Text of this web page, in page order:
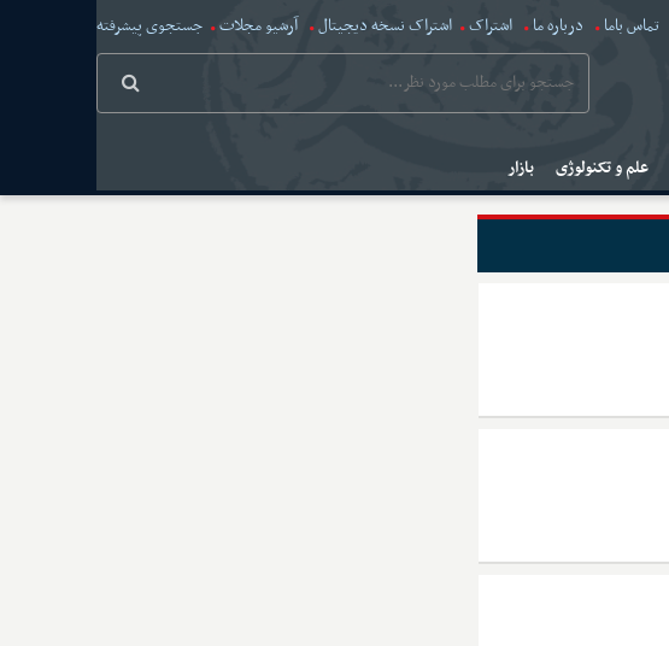
تماس باما درباره ما اشتراک اشتراک نسخه دیجیتال آرشیو مجلات جستجوی پیشرفته
علم و تکنولوژی بازار